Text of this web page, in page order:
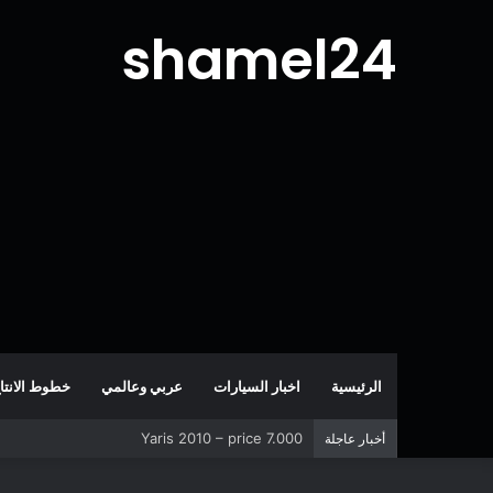
shamel24
الرئيسية اخبار السيارات عربي وعالمي خطوط
أخبار عاجلة Yaris 2010 – price 7.000